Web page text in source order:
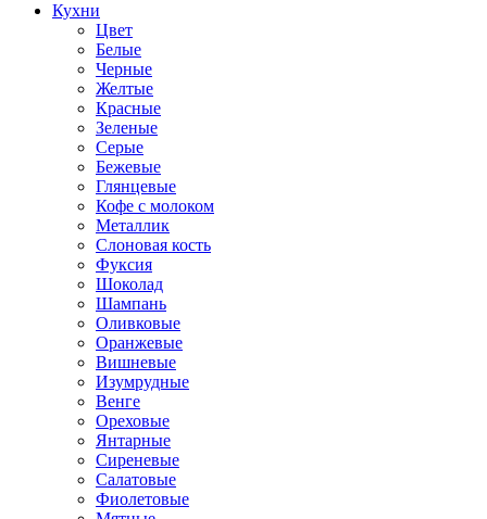
Кухни
Цвет
Белые
Черные
Желтые
Красные
Зеленые
Серые
Бежевые
Глянцевые
Кофе с молоком
Металлик
Слоновая кость
Фуксия
Шоколад
Шампань
Оливковые
Оранжевые
Вишневые
Изумрудные
Венге
Ореховые
Янтарные
Сиреневые
Салатовые
Фиолетовые